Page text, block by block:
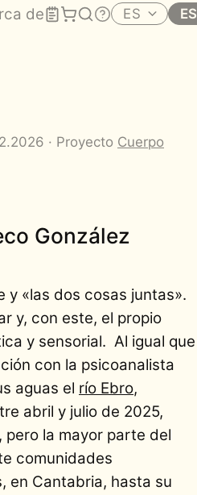
de ES ES
· Proyecto Cuerpo
González
y «las dos cosas juntas».
y, con este, el propio
y sensorial. Al igual que
con la psicoanalista
aguas el río Ebro,
abril y julio de 2025,
la mayor parte del
comunidades
en Cantabria, hasta su